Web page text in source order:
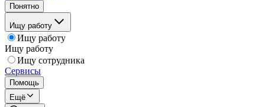
Понятно
Ищу работу
Ищу работу
Ищу работу
Ищу сотрудника
Сервисы
Помощь
Ещё